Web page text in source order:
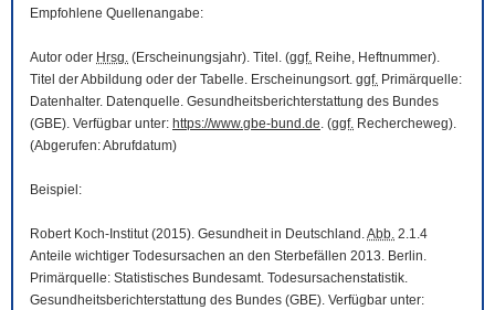
Empfohlene Quellenangabe:
Autor oder Hrsg. (Erscheinungsjahr). Titel. (ggf. Reihe, Heftnummer).
Titel der Abbildung oder der Tabelle. Erscheinungsort. ggf. Primärquelle:
Datenhalter. Datenquelle. Gesundheitsberichterstattung des Bundes
(GBE). Verfügbar unter: https://www.gbe-bund.de. (ggf. Rechercheweg).
(Abgerufen: Abrufdatum)
Beispiel:
Robert Koch-Institut (2015). Gesundheit in Deutschland.Abb. 2.1.4
Anteile wichtiger Todesursachen an den Sterbefällen 2013. Berlin.
Primärquelle: Statistisches Bundesamt. Todesursachenstatistik.
Gesundheitsberichterstattung des Bundes (GBE). Verfügbar unter: